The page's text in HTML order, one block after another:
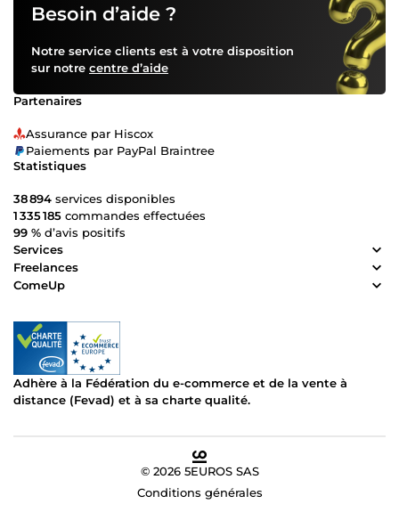
Besoin d’aide ?
Notre service clients est à votre disposition
sur notre centre d’aide
Partenaires
Assurance par Hiscox
Paiements par PayPal Braintree
Statistiques
38 894 services disponibles
1 335 185 commandes effectuées
99 % d’avis positifs
Services
Freelances
ComeUp
Adhère à la Fédération du e-commerce et de la vente à
distance (Fevad) et à sa charte qualité.
© 2026 5EUROS SAS
Conditions générales